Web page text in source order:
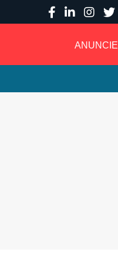
ANUNCIE